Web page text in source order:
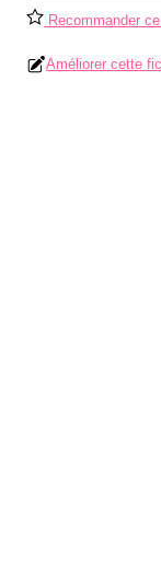
Recommander
Améliorer cette